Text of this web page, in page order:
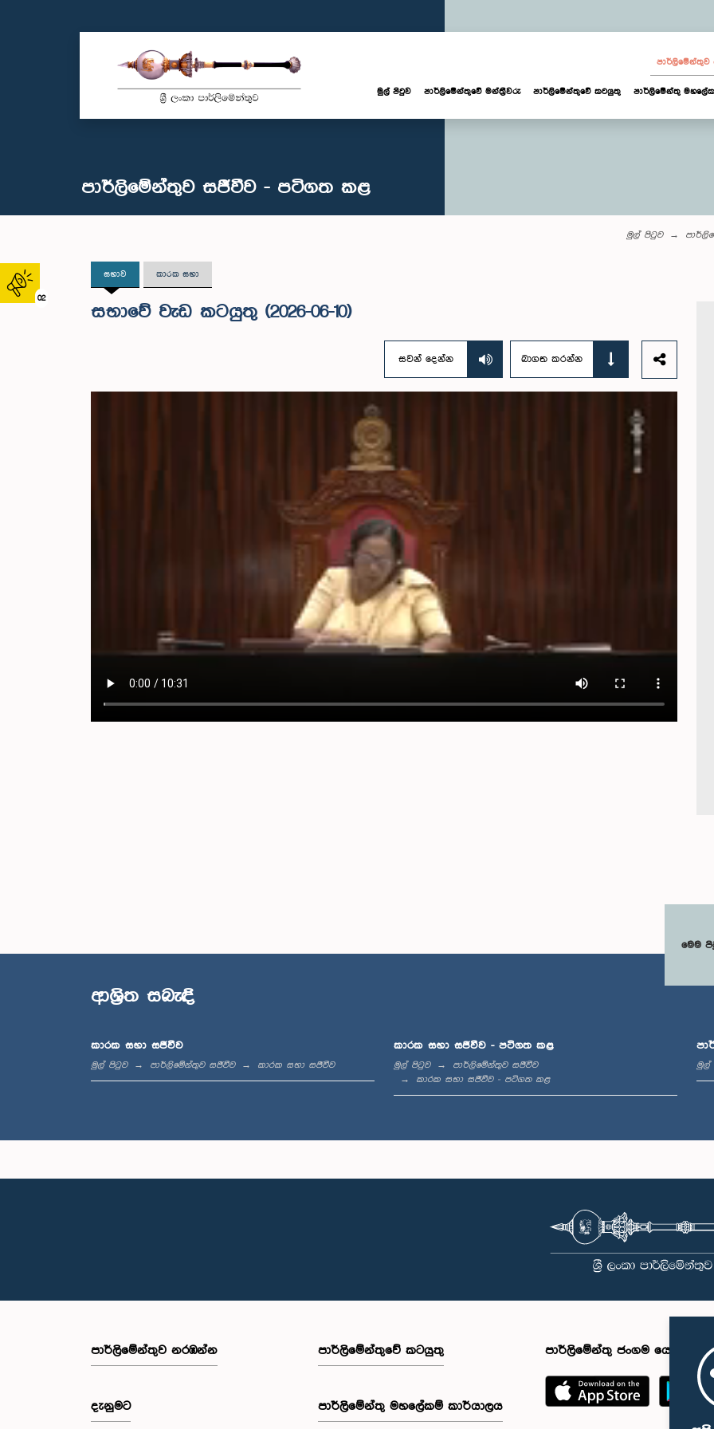
02
පාර්ලි‌මේන්තුව
මුල් පිටුව පාර්ලි‌මේන්තුවේ මන්ත්‍රීවරු පාර්ලිමේන්තුවේ කටයුතු පාර්ලිමේන්තු
පාර්ලිමේන්තුව සජීවීව - පටිගත කළ
මුල් පිටුව
සභාව කාරක සභා
සභාවේ වැඩ කටයුතු (2026-06-10)
සවන් දෙන්න බාගත කරන්න
මෙම
ආශ්‍රිත සබැඳි
කාරක සභා සජීවීව
මුල් පිටුව පාර්ලිමේන්තුව සජීවීව කාරක සභා සජීවීව
කාරක සභා සජීවීව - පටිගත කළ
මුල් පිටුව
පාර්ලිමේන්තුව සජීවීව
කාරක සභා සජීවීව - පටිගත කළ
මුල්
පාර්ලි‌මේන්තුව නරඹන්න
දැනුමට
පාර්ලිමේන්තුවේ කටයුතු
පාර්ලිමේන්තු මහලේකම් කාර්යාලය
පාර්ලිමේන්තු ජංගම යෙදුම